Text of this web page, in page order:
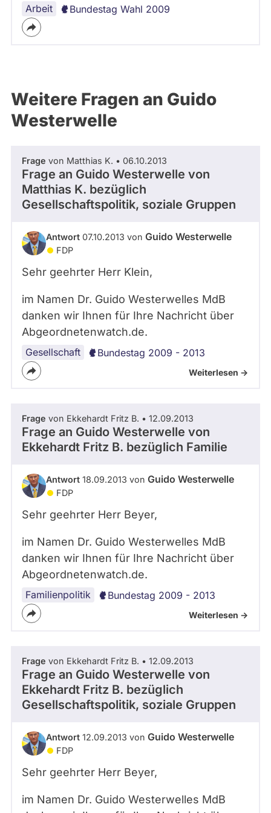
Arbeit Bundestag Wahl 2009
Weitere Fragen an Guido
Westerwelle
Frage von Matthias K. • 06.10.2013
Frage an Guido Westerwelle von
Matthias K. bezüglich
Gesellschaftspolitik, soziale Gruppen
Antwort 07.10.2013 von Guido Westerwelle
FDP
Sehr geehrter Herr Klein,
im Namen Dr. Guido Westerwelles MdB
danken wir Ihnen für Ihre Nachricht über
Abgeordnetenwatch.de.
Gesellschaft Bundestag 2009 - 2013
Weiterlesen ->
Frage von Ekkehardt Fritz B. • 12.09.2013
Frage an Guido Westerwelle von
Ekkehardt Fritz B. bezüglich Familie
Antwort 18.09.2013 von Guido Westerwelle
FDP
Sehr geehrter Herr Beyer,
im Namen Dr. Guido Westerwelles MdB
danken wir Ihnen für Ihre Nachricht über
Abgeordnetenwatch.de.
Familienpolitik Bundestag 2009 - 2013
Weiterlesen ->
Frage von Ekkehardt Fritz B. • 12.09.2013
Frage an Guido Westerwelle von
Ekkehardt Fritz B. bezüglich
Gesellschaftspolitik, soziale Gruppen
Antwort 12.09.2013 von Guido Westerwelle
FDP
Sehr geehrter Herr Beyer,
im Namen Dr. Guido Westerwelles MdB